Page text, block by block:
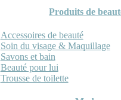
Produits de
Accessoires de beauté
Soin du visage & Maquillage
Savons et bain
Beauté pour lui
Trousse de toilette